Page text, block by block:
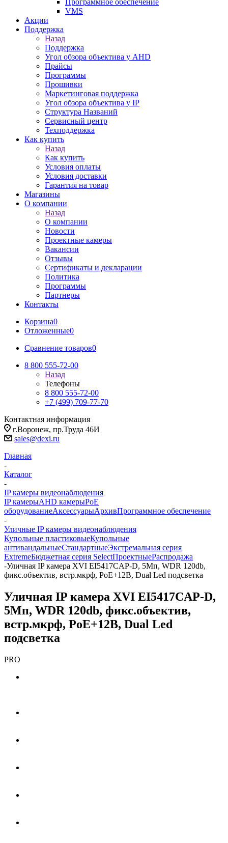
Программное обеспечение
VMS
Акции
Поддержка
Назад
Поддержка
Угол обзора объектива у AHD
Прайсы
Программы
Прошивки
Маркетинговая поддержка
Угол обзора объектива у IP
Структура Названий
Сервисный центр
Техподдержка
Как купить
Назад
Как купить
Условия оплаты
Условия доставки
Гарантия на товар
Магазины
О компании
Назад
О компании
Новости
Проектные камеры
Вакансии
Отзывы
Сертификаты и декларации
Политика
Программы
Партнеры
Контакты
Корзина0
Отложенные0
Сравнение товаров0
8 800 555-72-00
Назад
Телефоны
8 800 555-72-00
+7 (499) 709-77-70
Контактная информация
г.Воронеж, пр.Труда 46И
sales@dexi.ru
Главная
-
Каталог
-
IP камеры видеонаблюдения
IP камерыAHD камерыPoE
оборудованиеАксессуарыАрхивПрограммное обеспечение
-
Уличные IP камеры видеонаблюдения
Купольные пластиковыеКупольные
антивандальныеСтандартныеЭкстремальная серия
ExtremeБюджетная серия SelectПроектныеРаспродажа
-Уличная IP камера XVI EI5417CAP-D, 5Мп, WDR 120db,
фикс.объектив, встр.мкрф, PoE+12В, Dual Led подсветка
Уличная IP камера XVI EI5417CAP-D,
5Мп, WDR 120db, фикс.объектив,
встр.мкрф, PoE+12В, Dual Led
подсветка
PRO